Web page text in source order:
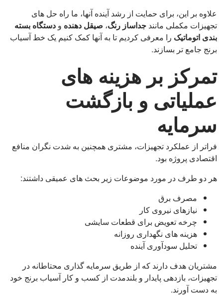
علاوه بر این، برای حمایت از رشد آینده آنها، ما راه حل های
تجهیزات مکملی مانند جداساز رنگ، صیقل دهنده و دستگاه بسته
بندی اتوماتیک را معرفی کردیم تا به آنها کمک کنیم یک خط آسیاب
برنج جامع تر بسازند.
تمرکز بر هزینه های
عملیاتی و بازگشت
سرمایه
فراتر از عملکرد تجهیزات، مشتری همچنین به شدت نگران منافع
اقتصادی پروژه بود.
هر دو طرف در مورد موضوعات زیر بحث های عمیقی داشتند:
مصرف برق
نیازهای نیروی کار
چرخه تعویض برای قطعات سایشی
هزینه های نگهداری روزانه
تحلیل سودآوری آینده
مشتریان هدف دارند که از طریق سرمایه گذاری محتاطانه در
تجهیزات، بازدهی پایدار و بلندمدت از کسب و کار آسیاب برنج خود
به دست آورند.